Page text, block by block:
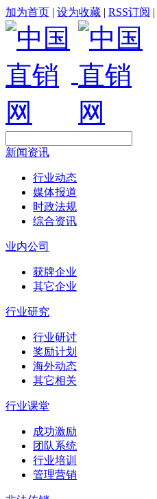
加为首页 | 设为收藏 | RSS订阅 |
新闻资讯
行业动态
媒体报道
时政法规
综合资讯
业内公司
获牌企业
其它企业
行业研究
行业研讨
奖励计划
海外动态
其它相关
行业课堂
成功激励
团队系统
行业培训
管理营销